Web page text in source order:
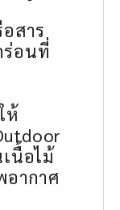
สาร
ร่อนที่
ห้
นื้อไม้
อากาศ